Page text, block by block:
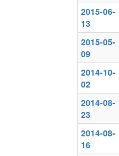
2015-06-
13
2015-05-
09
2014-10-
02
2014-08-
23
2014-08-
16